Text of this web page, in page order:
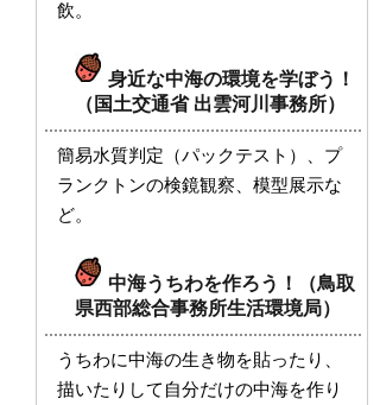
飲。
身近な中海の環境を学ぼう！
（国土交通省 出雲河川事務所）
簡易水質判定（パックテスト）、プ
ランクトンの検鏡観察、模型展示な
ど。
中海うちわを作ろう！（鳥取
県西部総合事務所生活環境局）
うちわに中海の生き物を貼ったり、
描いたりして自分だけの中海を作り